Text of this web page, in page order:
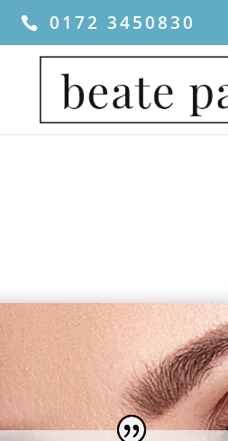
0172 3450830